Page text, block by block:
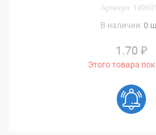
Артикул:
В наличии: 0
1.70 ₽
Этого товара